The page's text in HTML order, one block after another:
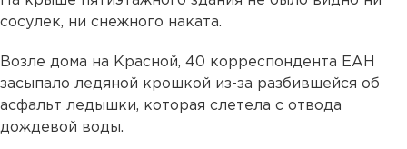
сосулек, ни снежного наката.
Возле дома на Красной, 40 корреспондента ЕАН
засыпало ледяной крошкой из-за разбившейся об
асфальт ледышки, которая слетела с отвода
дождевой воды.